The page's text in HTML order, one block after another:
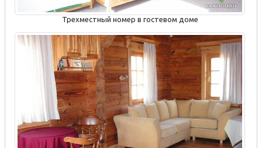
Трехместный номер в гостевом доме